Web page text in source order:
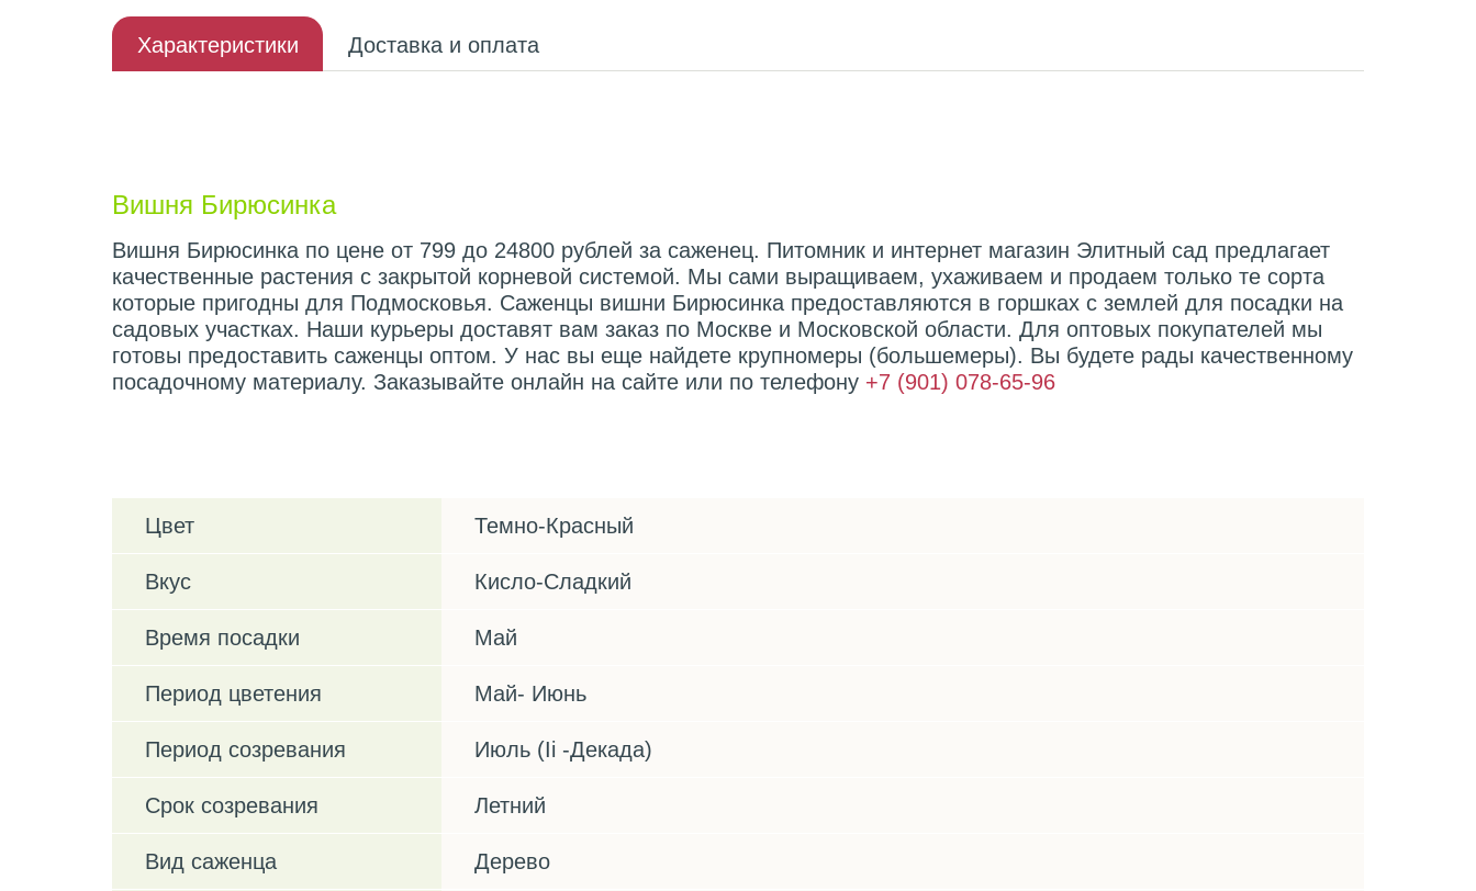
Характеристики Доставка и оплата
Вишня Бирюсинка
Вишня Бирюсинка по цене от 799 до 24800 рублей за саженец. Питомник и интернет магазин Элитный сад предлагает
качественные растения с закрытой корневой системой. Мы сами выращиваем, ухаживаем и продаем только те сорта
которые пригодны для Подмосковья. Саженцы вишни Бирюсинка предоставляются в горшках с землей для посадки на
садовых участках. Наши курьеры доставят вам заказ по Москве и Московской области. Для оптовых покупателей мы
готовы предоставить саженцы оптом. У нас вы еще найдете крупномеры (большемеры). Вы будете рады качественному
посадочному материалу. Заказывайте онлайн на сайте или по телефону +7 (901) 078-65-96
Цвет Темно-Красный
Вкус Кисло-Сладкий
Время посадки Май
Период цветения Май- Июнь
Период созревания Июль (Ii -Декада)
Срок созревания Летний
Вид саженца Дерево